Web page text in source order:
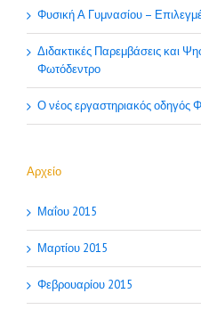
Φυσική Α Γυμνασίου –
Διδακτικές Παρεμβάσεις και
Φωτόδεντρο
Ο νέος εργαστηριακός οδηγός
Αρχείο
Μαΐου 2015
Μαρτίου 2015
Φεβρουαρίου 2015